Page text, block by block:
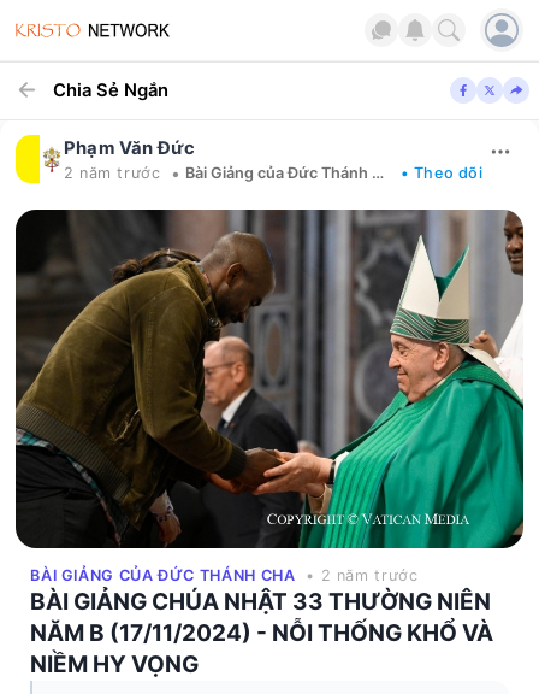
Chia Sẻ Ngắn
Phạm Văn Đức
2 năm trước • Bài Giảng của Đức Thánh Cha • Theo dõi
BÀI GIẢNG CỦA ĐỨC THÁNH CHA • 2 năm trước
BÀI GIẢNG CHÚA NHẬT 33 THƯỜNG NIÊN
NĂM B (17/11/2024) - NỖI THỐNG KHỔ VÀ
NIỀM HY VỌNG